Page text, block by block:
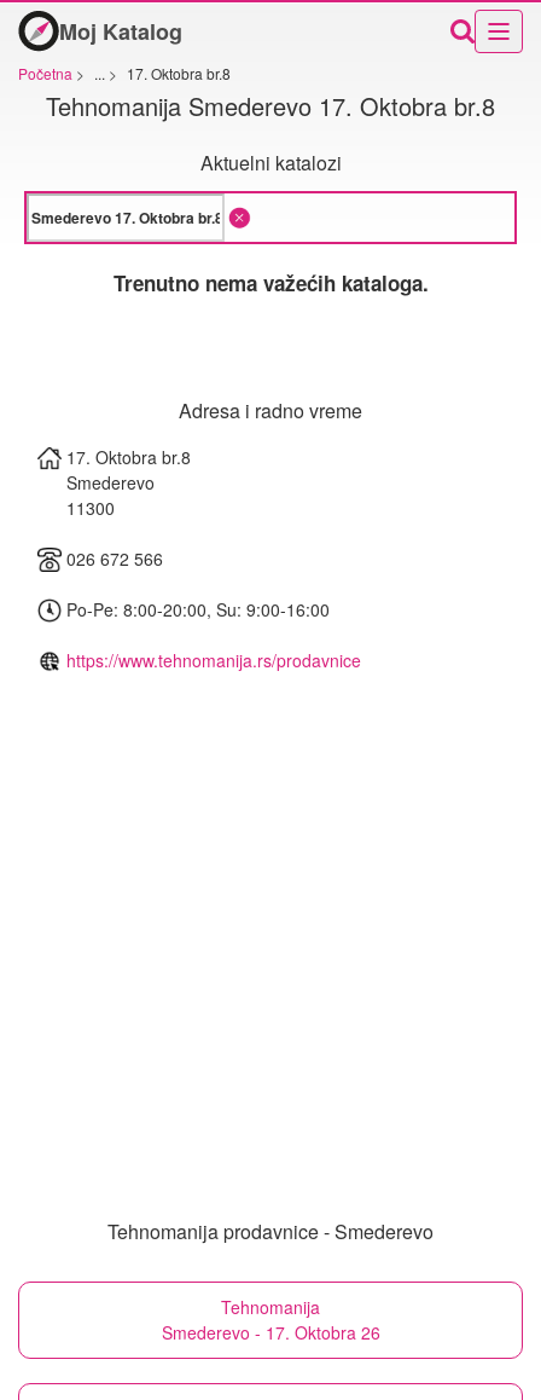
Moj Katalog
Početna > ... > 17. Oktobra br.8
Tehnomanija Smederevo 17. Oktobra br.8
Aktuelni katalozi
Trenutno nema važećih kataloga.
Adresa i radno vreme
17. Oktobra br.8
Smederevo
11300
026 672 566
Po-Pe: 8:00-20:00, Su: 9:00-16:00
https://www.tehnomanija.rs/prodavnice
Tehnomanija prodavnice - Smederevo
Tehnomanija
Smederevo - 17. Oktobra 26